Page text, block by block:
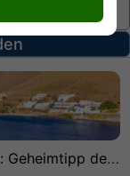
der Kykladen